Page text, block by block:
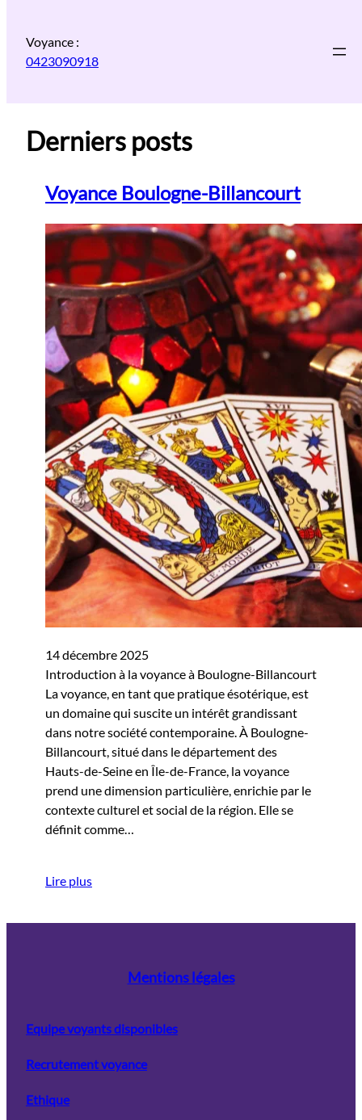
contenu
Voyance :
0423090918
Derniers posts
Voyance Boulogne-Billancourt
14 décembre 2025
Introduction à la voyance à Boulogne-Billancourt
La voyance, en tant que pratique ésotérique, est
un domaine qui suscite un intérêt grandissant
dans notre société contemporaine. À Boulogne-
Billancourt, situé dans le département des
Hauts-de-Seine en Île-de-France, la voyance
prend une dimension particulière, enrichie par le
contexte culturel et social de la région. Elle se
définit comme…
Lire plus
Mentions légales
Equipe voyants disponibles
Recrutement voyance
Ethique